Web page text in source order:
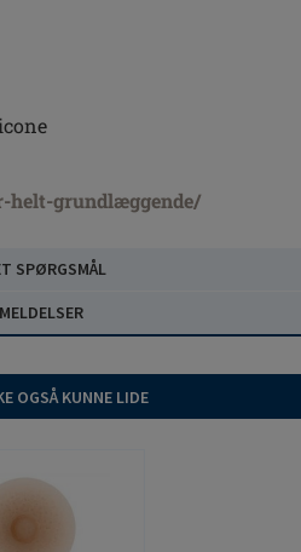
helt-grundlæggende/
SPØRGSMÅL
OGSÅ KUNNE LIDE